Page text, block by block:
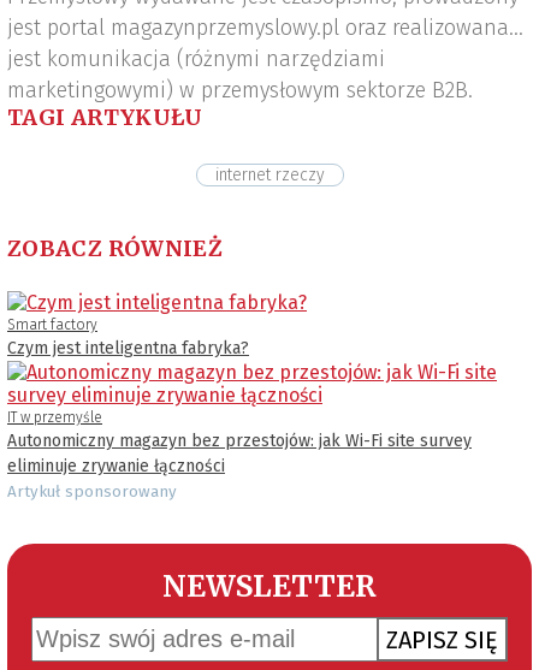
jest portal magazynprzemyslowy.pl oraz realizowana
jest komunikacja (różnymi narzędziami
marketingowymi) w przemysłowym sektorze B2B.
TAGI ARTYKUŁU
internet rzeczy
ZOBACZ RÓWNIEŻ
Smart factory
Czym jest inteligentna fabryka?
IT w przemyśle
Autonomiczny magazyn bez przestojów: jak Wi-Fi site survey
eliminuje zrywanie łączności
Artykuł sponsorowany
NEWSLETTER
ZAPISZ SIĘ